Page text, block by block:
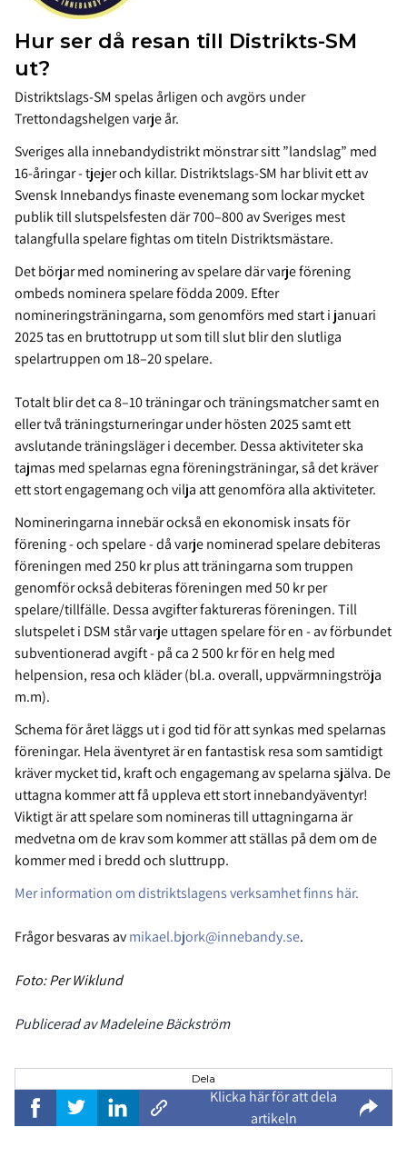
Hur ser då resan till Distrikts-SM
ut?
Distriktslags-SM spelas årligen och avgörs under
Trettondagshelgen varje år.
Sveriges alla innebandydistrikt mönstrar sitt ”landslag” med
16-åringar - tjejer och killar. Distriktslags-SM har blivit ett av
Svensk Innebandys finaste evenemang som lockar mycket
publik till slutspelsfesten där 700–800 av Sveriges mest
talangfulla spelare fightas om titeln Distriktsmästare.
Det börjar med nominering av spelare där varje förening
ombeds nominera spelare födda 2009. Efter
nomineringsträningarna, som genomförs med start i januari
2025 tas en bruttotrupp ut som till slut blir den slutliga
spelartruppen om 18–20 spelare.
Totalt blir det ca 8–10 träningar och träningsmatcher samt en
eller två träningsturneringar under hösten 2025 samt ett
avslutande träningsläger i december. Dessa aktiviteter ska
tajmas med spelarnas egna föreningsträningar, så det kräver
ett stort engagemang och vilja att genomföra alla aktiviteter.
Nomineringarna innebär också en ekonomisk insats för
förening - och spelare - då varje nominerad spelare debiteras
föreningen med 250 kr plus att träningarna som truppen
genomför också debiteras föreningen med 50 kr per
spelare/tillfälle. Dessa avgifter faktureras föreningen. Till
slutspelet i DSM står varje uttagen spelare för en - av förbundet
subventionerad avgift - på ca 2 500 kr för en helg med
helpension, resa och kläder (bl.a. overall, uppvärmningströja
m.m).
Schema för året läggs ut i god tid för att synkas med spelarnas
föreningar. Hela äventyret är en fantastisk resa som samtidigt
kräver mycket tid, kraft och engagemang av spelarna själva. De
uttagna kommer att få uppleva ett stort innebandyäventyr!
Viktigt är att spelare som nomineras till uttagningarna är
medvetna om de krav som kommer att ställas på dem om de
kommer med i bredd och sluttrupp.
Mer information om distriktslagens verksamhet finns här.
Frågor besvaras avmikael.bjork@innebandy.se.
Foto: Per Wiklund
Publicerad av Madeleine Bäckström
Dela
Klicka här för att dela
artikeln